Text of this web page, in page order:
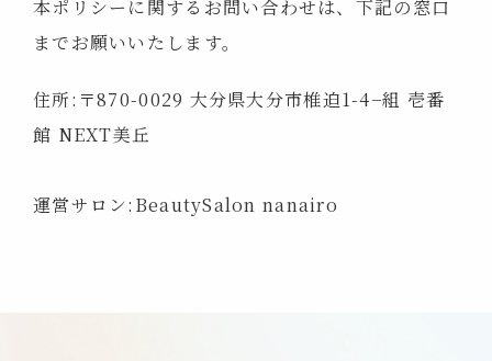
本ポリシーに関するお問い合わせは、下記の窓口
までお願いいたします。
住所:〒870-0029 大分県大分市椎迫1-4−組 壱番
館 NEXT美丘
運営サロン:BeautySalon nanairo